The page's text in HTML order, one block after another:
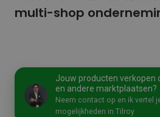
multi-shop
Jouw producten verkopen
en andere marktplaatsen?
Neem contact op en ik vertel
mogelijkheden in Tilroy
Jouw
producten
verkopen